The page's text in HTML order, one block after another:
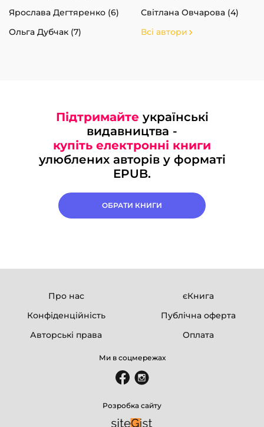
Ярослава Дегтяренко (6)
Світлана Овчарова (4)
Ольга Дубчак (7)
Всі автори
Підтримайте українські
видавництва -
купіть електронні книги
улюблених авторів у форматі
EPUB.
ОБРАТИ КНИГИ
Про нас
єКнига
Конфіденційність
Публічна оферта
Авторські права
Оплата
Ми в соцмережах
Розробка сайту